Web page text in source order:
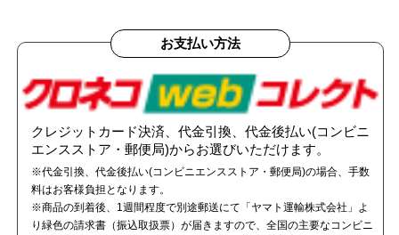
お支払い方法
クレジットカード決済、代金引換、代金後払い(コンビニ
エンスストア・郵便局)からお選びいただけます。
※代金引換、代金後払い(コンビニエンスストア・郵便局)の場合、手数
料はお客様負担となります。
※商品の到着後、1週間程度で別途郵送にて「ヤマト運輸株式会社」よ
り緑色の請求書（振込取扱票）が届きますので、全国の主要なコンビニ